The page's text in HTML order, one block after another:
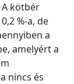
kötbér
%-a, de
a
amelyért a
nincs és